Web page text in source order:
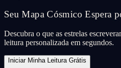
Seu Mapa Cósmico Espera
Descubra o que as estrelas
leitura personalizada em segundos.
Iniciar Minha Leitura Grátis